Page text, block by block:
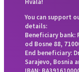
Hvala!
You can support
details:
Beneficiary bank:
od Bosne 88,
End beneficiary:
Sarajevo, Bosnia